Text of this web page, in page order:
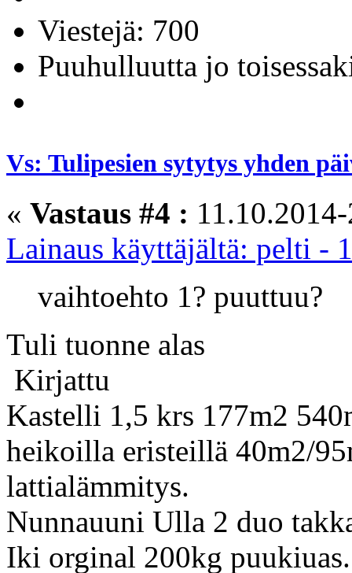
Viestejä: 700
Puuhulluutta jo
Vs: Tulipesien sytytys yhden
« Vastaus #4 :
Lainaus käyttäjältä: pelti -
vaihtoehto 1? puuttuu?
Tuli tuonne alas
Kirjattu
Kastelli 1,5 krs 177m2
heikoilla eristeillä 40m2/
lattialämmitys.
Nunnauuni Ulla 2 duo
Iki orginal 200kg puukiuas.